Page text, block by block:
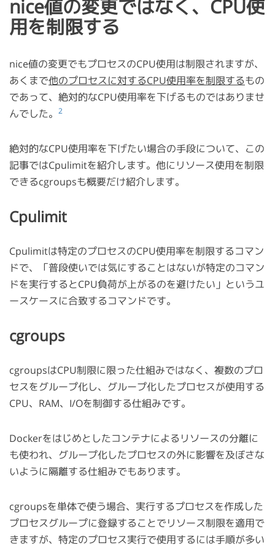
nice値の変更ではなく、CPU使
用を制限する
nice値の変更でもプロセスのCPU使用は制限されますが、
あくまで他のプロセスに対するCPU使用率を制限するもの
であって、絶対的なCPU使用率を下げるものではありませ
んでした。
2
絶対的なCPU使用率を下げたい場合の手段について、この
記事ではCpulimitを紹介します。他にリソース使用を制限
できるcgroupsも概要だけ紹介します。
Cpulimit
Cpulimitは特定のプロセスのCPU使用率を制限するコマン
ドで、「普段使いでは気にすることはないが特定のコマン
ドを実行するとCPU負荷が上がるのを避けたい」というユ
ースケースに合致するコマンドです。
cgroups
cgroupsはCPU制限に限った仕組みではなく、複数のプロ
セスをグループ化し、グループ化したプロセスが使用する
CPU、RAM、I/Oを制御する仕組みです。
Dockerをはじめとしたコンテナによるリソースの分離に
も使われ、グループ化したプロセスの外に影響を及ぼさな
いように隔離する仕組みでもあります。
cgroupsを単体で使う場合、実行するプロセスを作成した
プロセスグループに登録することでリソース制限を適用で
きますが、特定のプロセス実行で使用するには手順が多い